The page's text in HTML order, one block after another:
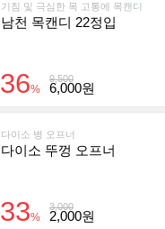
기침 및 극심한 목 고통에 목캔디
남천 목캔디 22정입
9,500
36% 6,000원
다이소 병 오프너
다이소 뚜껑 오프너
3,000
33% 2,000원